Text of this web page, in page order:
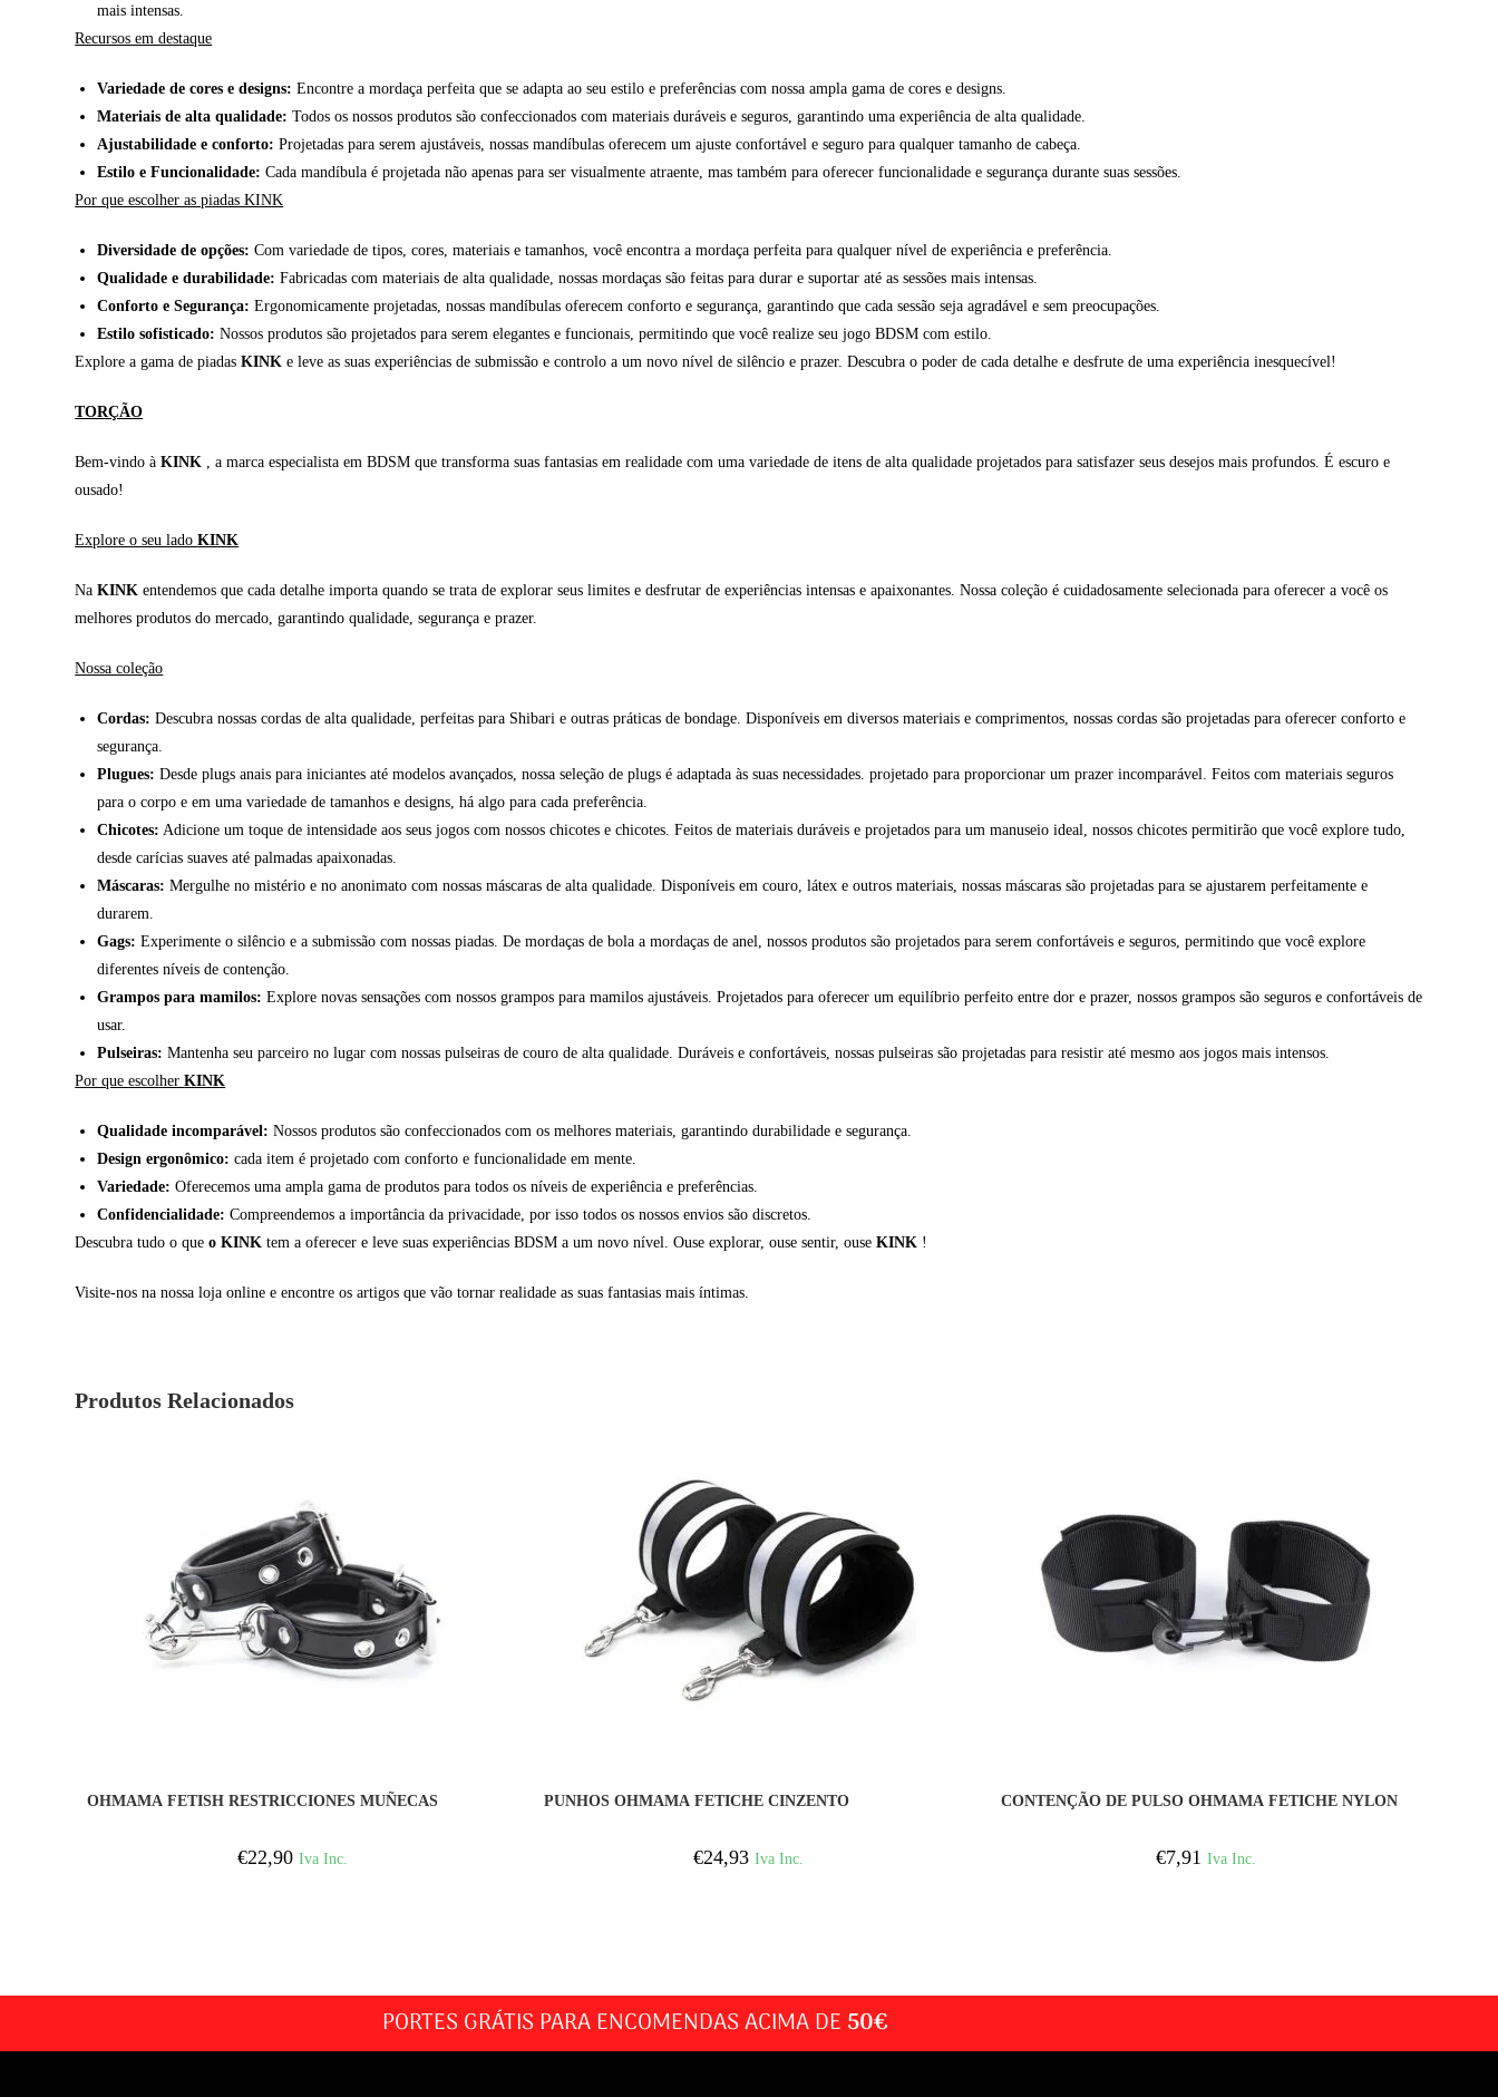
mais intensas.
Recursos em destaque
Variedade de cores e designs: Encontre a mordaça perfeita que se adapta ao seu estilo e preferências com nossa ampla gama de cores e designs.
Materiais de alta qualidade: Todos os nossos produtos são confeccionados com materiais duráveis e seguros, garantindo uma experiência de alta qualidade.
Ajustabilidade e conforto: Projetadas para serem ajustáveis, nossas mandíbulas oferecem um ajuste confortável e seguro para qualquer tamanho de cabeça.
Estilo e Funcionalidade: Cada mandíbula é projetada não apenas para ser visualmente atraente, mas também para oferecer funcionalidade e segurança durante suas sessões.
Por que escolher as piadas KINK
Diversidade de opções: Com variedade de tipos, cores, materiais e tamanhos, você encontra a mordaça perfeita para qualquer nível de experiência e preferência.
Qualidade e durabilidade: Fabricadas com materiais de alta qualidade, nossas mordaças são feitas para durar e suportar até as sessões mais intensas.
Conforto e Segurança: Ergonomicamente projetadas, nossas mandíbulas oferecem conforto e segurança, garantindo que cada sessão seja agradável e sem preocupações.
Estilo sofisticado: Nossos produtos são projetados para serem elegantes e funcionais, permitindo que você realize seu jogo BDSM com estilo.
Explore a gama de piadasKINK e leve as suas experiências de submissão e controlo a um novo nível de silêncio e prazer. Descubra o poder de cada detalhe e desfrute de uma experiência inesquecível!
TORÇÃO
Bem-vindo àKINK , a marca especialista em BDSM que transforma suas fantasias em realidade com uma variedade de itens de alta qualidade projetados para satisfazer seus desejos mais profundos. É escuro e
ousado!
Explore o seu ladoKINK
NaKINK entendemos que cada detalhe importa quando se trata de explorar seus limites e desfrutar de experiências intensas e apaixonantes. Nossa coleção é cuidadosamente selecionada para oferecer a você os
melhores produtos do mercado, garantindo qualidade, segurança e prazer.
Nossa coleção
Cordas: Descubra nossas cordas de alta qualidade, perfeitas para Shibari e outras práticas de bondage. Disponíveis em diversos materiais e comprimentos, nossas cordas são projetadas para oferecer conforto e
segurança.
Plugues: Desde plugs anais para iniciantes até modelos avançados, nossa seleção de plugs é adaptada às suas necessidades. projetado para proporcionar um prazer incomparável. Feitos com materiais seguros
para o corpo e em uma variedade de tamanhos e designs, há algo para cada preferência.
Chicotes: Adicione um toque de intensidade aos seus jogos com nossos chicotes e chicotes. Feitos de materiais duráveis e projetados para um manuseio ideal, nossos chicotes permitirão que você explore tudo,
desde carícias suaves até palmadas apaixonadas.
Máscaras: Mergulhe no mistério e no anonimato com nossas máscaras de alta qualidade. Disponíveis em couro, látex e outros materiais, nossas máscaras são projetadas para se ajustarem perfeitamente e
durarem.
Gags: Experimente o silêncio e a submissão com nossas piadas. De mordaças de bola a mordaças de anel, nossos produtos são projetados para serem confortáveis e seguros, permitindo que você explore
diferentes níveis de contenção.
Grampos para mamilos: Explore novas sensações com nossos grampos para mamilos ajustáveis. Projetados para oferecer um equilíbrio perfeito entre dor e prazer, nossos grampos são seguros e confortáveis de
usar.
Pulseiras: Mantenha seu parceiro no lugar com nossas pulseiras de couro de alta qualidade. Duráveis e confortáveis, nossas pulseiras são projetadas para resistir até mesmo aos jogos mais intensos.
Por que escolherKINK
Qualidade incomparável: Nossos produtos são confeccionados com os melhores materiais, garantindo durabilidade e segurança.
Design ergonômico: cada item é projetado com conforto e funcionalidade em mente.
Variedade: Oferecemos uma ampla gama de produtos para todos os níveis de experiência e preferências.
Confidencialidade: Compreendemos a importância da privacidade, por isso todos os nossos envios são discretos.
Descubra tudo o queo KINK tem a oferecer e leve suas experiências BDSM a um novo nível. Ouse explorar, ouse sentir, ouseKINK !
Visite-nos na nossa loja online e encontre os artigos que vão tornar realidade as suas fantasias mais íntimas.
Produtos Relacionados
OHMAMA FETISH RESTRICCIONES MUÑECAS
€22,90 Iva Inc.
PUNHOS OHMAMA FETICHE CINZENTO
€24,93 Iva Inc.
CONTENÇÃO DE PULSO OHMAMA FETICHE NYLON
€7,91 Iva Inc.
PORTES GRÁTIS PARA ENCOMENDAS ACIMA DE 50€